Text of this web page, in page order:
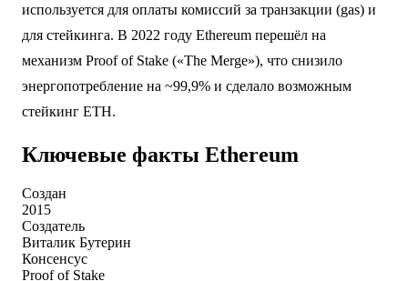
используется для оплаты комиссий за транзакции (gas) и
для стейкинга. В 2022 году Ethereum перешёл на
механизм Proof of Stake («The Merge»), что снизило
энергопотребление на ~99,9% и сделало возможным
стейкинг ETH.
Ключевые факты Ethereum
Создан
2015
Создатель
Виталик Бутерин
Консенсус
Proof of Stake